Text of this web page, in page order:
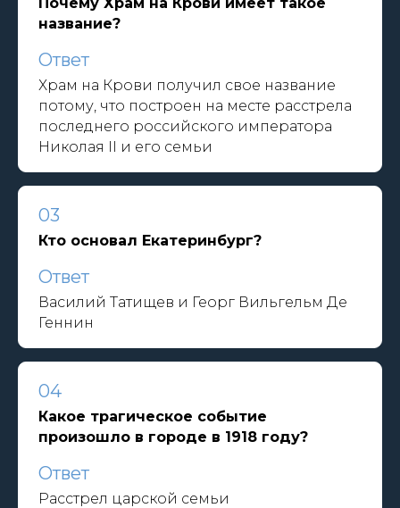
название?
Ответ
Храм на Крови получил свое название
потому, что построен на месте расстрела
последнего российского императора
Николая II и его семьи
03
Кто основал Екатеринбург?
Ответ
Василий Татищев и Георг Вильгельм Де
Геннин
04
Какое трагическое событие
произошло в городе в 1918 году?
Ответ
Расстрел царской семьи